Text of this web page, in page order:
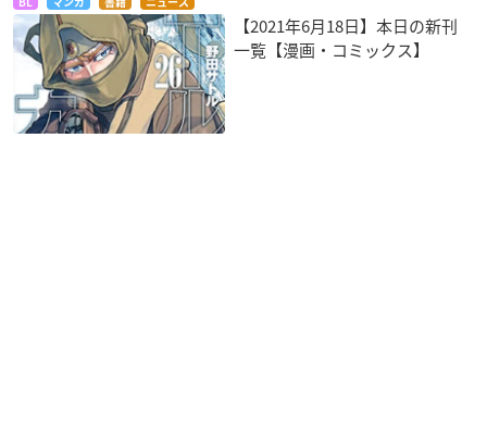
【2021年6月18日】本日の新刊
一覧【漫画・コミックス】